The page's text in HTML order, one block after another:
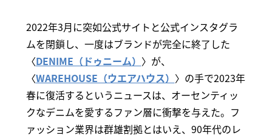
2022年3月に突如公式サイトと公式インスタグラ
ムを閉鎖し、一度はブランドが完全に終了した
〈DENIME（ドゥニーム） 〉が、
〈WAREHOUSE（ウエアハウス） 〉の手で2023年
春に復活するというニュースは、オーセンティッ
クなデニムを愛するファン層に衝撃を与えた。フ
ァッション業界は群雄割拠とはいえ、90年代のレ